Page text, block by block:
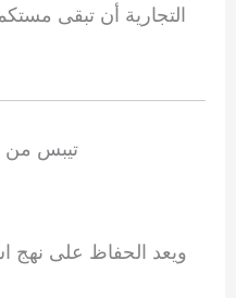
التجارية أن تبقى
تيبس من
ويعد الحفاظ على نهج